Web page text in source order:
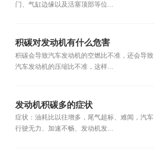
门、气缸边缘以及活塞顶部等位...
积碳对发动机有什么危害
积碳会导致汽车发动机的空燃比不准，还会导致
汽车发动机的压缩比不准，这样...
发动机积碳多的症状
症状：油耗比以往增多，尾气超标、难闻，汽车
行驶无力、加速不畅、发动机发...